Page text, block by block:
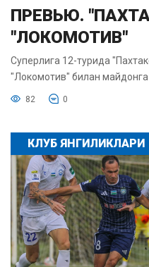
ПРЕВЬЮ.
"ЛОКОМОТИВ"
Суперлига 12-турида
"Локомотив" билан майдонга
82 0
КЛУБ ЯНГИЛИКЛАРИ